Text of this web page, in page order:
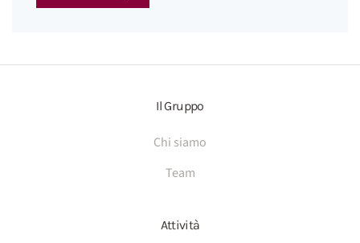
Il Gruppo
Chi siamo
Team
Attività